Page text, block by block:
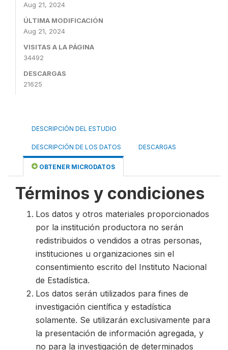
Aug 21, 2024
ÚLTIMA MODIFICACIÓN
Aug 21, 2024
VISITAS A LA PÁGINA
34492
DESCARGAS
21625
DESCRIPCIÓN DEL ESTUDIO
DESCRIPCIÓN DE LOS DATOS DESCARGAS
OBTENER MICRODATOS
Términos y condiciones
Los datos y otros materiales proporcionados
por la institución productora no serán
redistribuidos o vendidos a otras personas,
instituciones u organizaciones sin el
consentimiento escrito del Instituto Nacional
de Estadística.
Los datos serán utilizados para fines de
investigación científica y estadística
solamente. Se utilizarán exclusivamente para
la presentación de información agregada, y
no para la investigación de determinados